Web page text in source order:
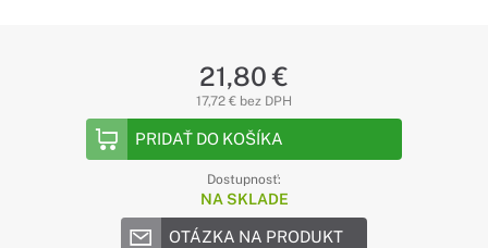
21,80 €
17,72 € bez DPH
PRIDAŤ DO KOŠÍKA
Dostupnosť:
NA SKLADE
OTÁZKA NA PRODUKT